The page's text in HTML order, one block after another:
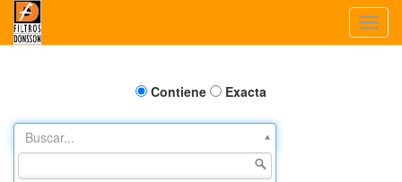
Contiene Exacta
Buscar...